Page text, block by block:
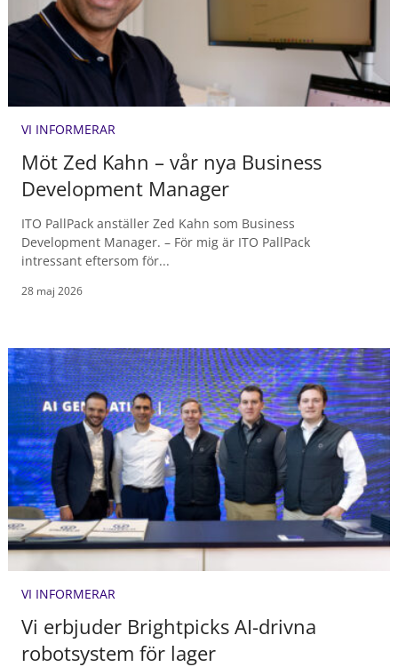
VI INFORMERAR
Möt Zed Kahn – vår nya Business
Development Manager
ITO PallPack anställer Zed Kahn som Business
Development Manager. – För mig är ITO PallPack
intressant eftersom för...
28 maj 2026
VI INFORMERAR
Vi erbjuder Brightpicks AI-drivna
robotsystem för lager